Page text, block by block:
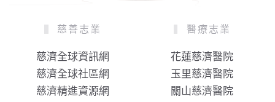
慈善志業
慈濟全球資訊網
慈濟全球社區網
慈濟精進資源網
醫療志業
花蓮慈濟醫院
玉里慈濟醫院
關山慈濟醫院